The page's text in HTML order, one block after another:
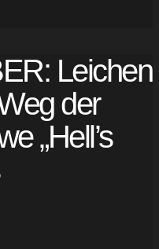
Leichen
der
„Hell’s